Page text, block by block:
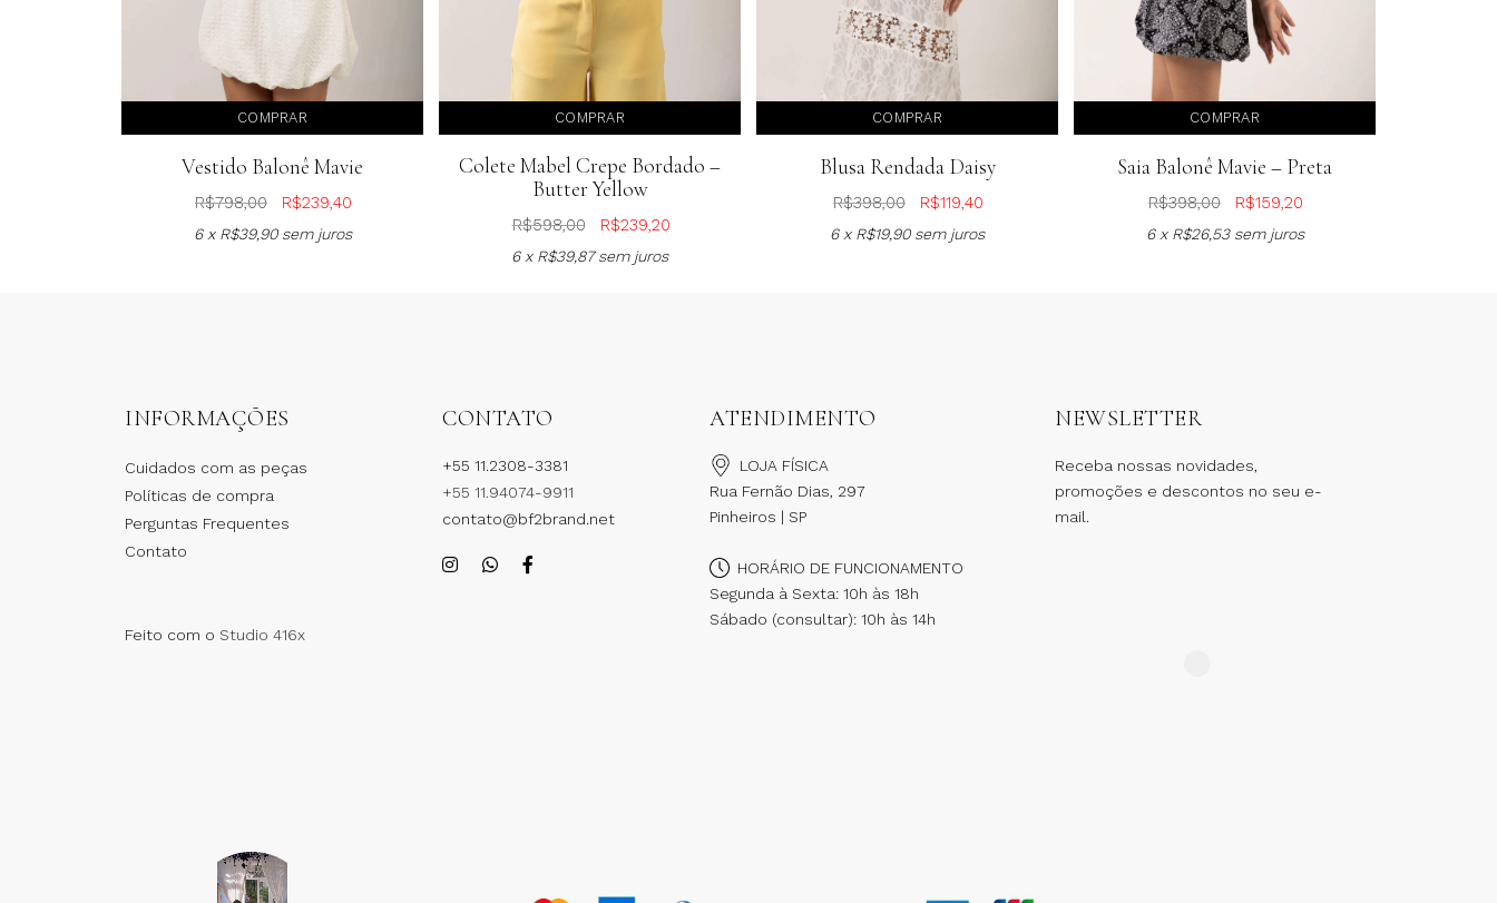
COMPRAR
Vestido Balonê Mavie
R$798,00 R$239,40
6 x R$39,90sem juros
COMPRAR
Colete Mabel Crepe Bordado –
Butter Yellow
R$598,00 R$239,20
6 x R$39,87sem juros
COMPRAR
Blusa Rendada Daisy
R$398,00 R$119,40
6 x R$19,90sem juros
COMPRAR
Saia Balonê Mavie – Preta
R$398,00 R$159,20
6 x R$26,53sem juros
INFORMAÇÕES
Cuidados com as peças
Políticas de compra
Perguntas Frequentes
Contato
Feito com o Studio 416x
CONTATO
+55 11.2308-3381
+55 11.94074-9911
contato@bf2brand.net
ATENDIMENTO
LOJA FÍSICA
Rua Fernão Dias, 297
Pinheiros | SP
HORÁRIO DE FUNCIONAMENTO
Segunda à Sexta: 10h às 18h
Sábado (consultar): 10h às 14h
NEWSLETTER
Receba nossas novidades,
promoções e descontos no seu e-
mail.